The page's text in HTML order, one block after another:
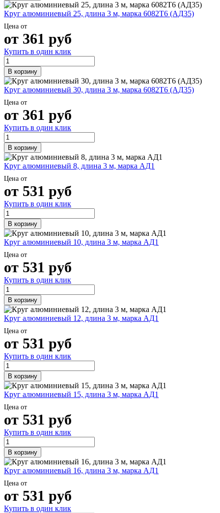
Круг алюминиевый 25, длина 3 м, марка 6082Т6 (АД35)
Цена от
от 361 руб
Купить в один клик
В корзину
Круг алюминиевый 30, длина 3 м, марка 6082Т6 (АД35)
Цена от
от 361 руб
Купить в один клик
В корзину
Круг алюминиевый 8, длина 3 м, марка АД1
Цена от
от 531 руб
Купить в один клик
В корзину
Круг алюминиевый 10, длина 3 м, марка АД1
Цена от
от 531 руб
Купить в один клик
В корзину
Круг алюминиевый 12, длина 3 м, марка АД1
Цена от
от 531 руб
Купить в один клик
В корзину
Круг алюминиевый 15, длина 3 м, марка АД1
Цена от
от 531 руб
Купить в один клик
В корзину
Круг алюминиевый 16, длина 3 м, марка АД1
Цена от
от 531 руб
Купить в один клик